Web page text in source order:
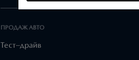
ПРОДАЖ АВТО
Тест–драйв